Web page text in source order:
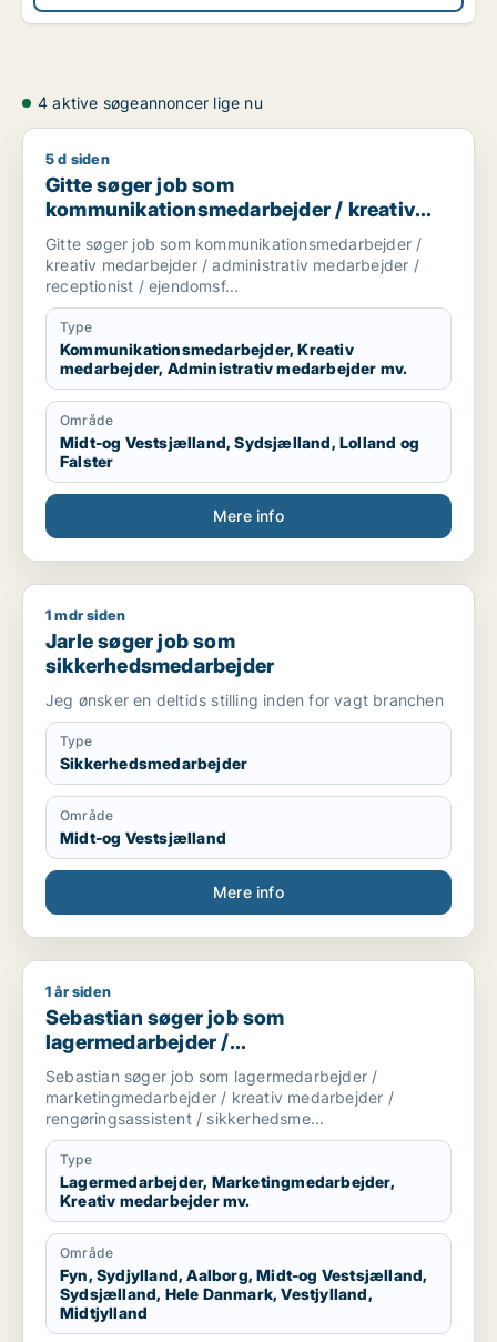
4 aktive søgeannoncer lige nu
Gitte søger job som kommunikationsmedarbejder / kreativ
5 d siden
Gitte søger job som
kommunikationsmedarbejder / kreativ
medarbejder / administrativ medarbejder
/ receptionist / ejendomsfunktionær
Gitte søger job som kommunikationsmedarbejder /
kreativ medarbejder / administrativ medarbejder /
receptionist / ejendomsf...
Type
Kommunikationsmedarbejder, Kreativ
medarbejder, Administrativ medarbejder mv.
Område
Midt-og Vestsjælland, Sydsjælland, Lolland og
Falster
Mere info
Jarle søger job som sikkerhedsmedarbejder
1 mdr siden
Jarle søger job som
sikkerhedsmedarbejder
Jeg ønsker en deltids stilling inden for vagt branchen
Type
Sikkerhedsmedarbejder
Område
Midt-og Vestsjælland
Mere info
Sebastian søger job som lagermedarbejder /
1 år siden
Sebastian søger job som
lagermedarbejder /
marketingmedarbejder / kreativ
medarbejder / rengøringsassistent /
sikkerhedsmedarbejder
Sebastian søger job som lagermedarbejder /
marketingmedarbejder / kreativ medarbejder /
rengøringsassistent / sikkerhedsme...
Type
Lagermedarbejder, Marketingmedarbejder,
Kreativ medarbejder mv.
Område
Fyn, Sydjylland, Aalborg, Midt-og Vestsjælland,
Sydsjælland, Hele Danmark, Vestjylland,
Midtjylland